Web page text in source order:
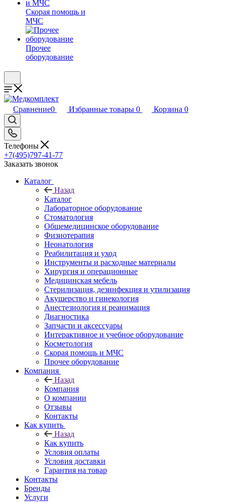
Скорая помощь и
МЧС
Прочее
оборудование
Сравнение0 Избранные товары 0 Корзина 0
Телефоны
+7(495)797-41-77
Заказать звонок
Каталог
Назад
Каталог
Лабораторное оборудование
Стоматология
Общемедицинское оборудование
Физиотерапия
Неонатология
Реабилитация и уход
Инструменты и расходные материалы
Хирургия и операционные
Медицинская мебель
Стерилизация, дезинфекция и утилизация
Акушерство и гинекология
Анестезиология и реанимация
Диагностика
Запчасти и аксессуары
Интерактивное и учебное оборудование
Косметология
Скорая помощь и МЧС
Прочее оборудование
Компания
Назад
Компания
О компании
Отзывы
Контакты
Как купить
Назад
Как купить
Условия оплаты
Условия доставки
Гарантия на товар
Контакты
Бренды
Услуги